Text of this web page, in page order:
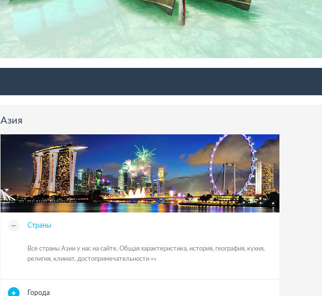
Азия
Страны
Все страны Азии у нас на сайте. Общая характеристика, история, география, кухня,
религия, климат, достопримечательности »»
Города